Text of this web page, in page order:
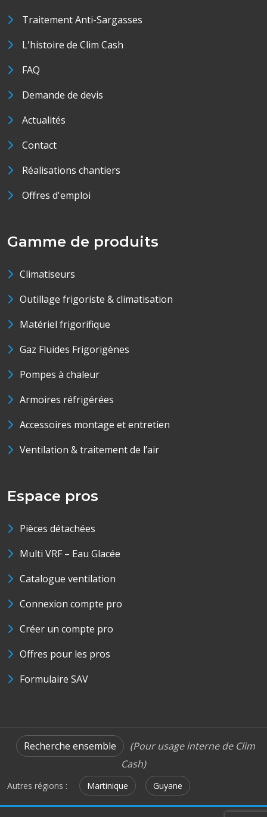
Traitement Anti-Sargasses
L'histoire de Clim Cash
FAQ
Demande de devis
Actualités
Contact
Réalisations chantiers
Offres d'emploi
Gamme de produits
Climatiseurs
Outillage frigoriste & climatisation
Matériel frigorifique
Gaz Fluides Frigorigènes
Pompes à chaleur
Armoires réfrigérées
Accessoires montage et entretien
Ventilation & traitement de l’air
Espace pros
Pièces détachées
Multi VRF – Eau Glacée
Catalogue ventilation
Connexion compte pro
Créer un compte pro
Offres pour les pros
Formulaire SAV
Recherche ensemble
(Pour usage interne de Clim
Cash)
Autres régions : Martinique Guyane